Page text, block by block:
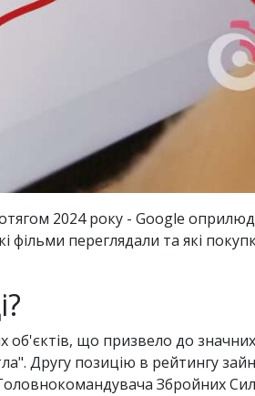
2024 року - Google
переглядали та які
об'єктів, що призвело до
Другу позицію в рейтингу
Збройних